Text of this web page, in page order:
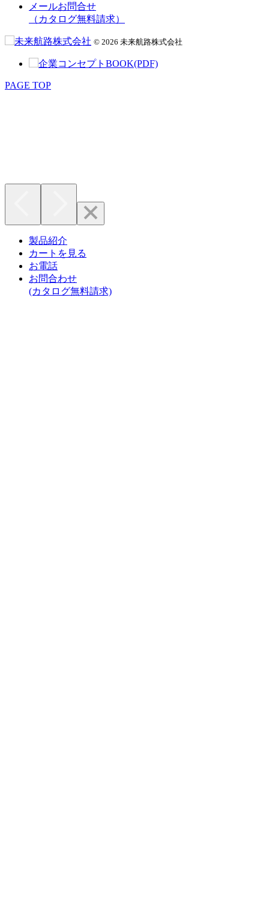
メールお問合せ
（カタログ無料請求）
© 2026 未来航路株式会社
PAGE TOP
製品紹介
カートを見る
お電話
お問合わせ
(カタログ無料請求)